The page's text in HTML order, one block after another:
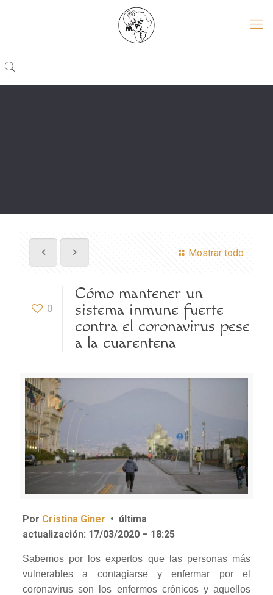
Mostrar todo
0
Cómo mantener un
sistema inmune fuerte
contra el coronavirus pese
a la cuarentena
Por Cristina Giner • última
actualización: 17/03/2020 – 18:25
Sabemos por los expertos que las personas más
vulnerables a contagiarse y enfermar por el
coronavirus son los enfermos crónicos y aquellos